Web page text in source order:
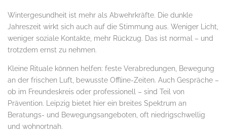
Wintergesundheit ist mehr als Abwehrkräfte. Die dunkle
Jahreszeit wirkt sich auch auf die Stimmung aus. Weniger Licht,
weniger soziale Kontakte, mehr Rückzug. Das ist normal – und
trotzdem ernst zu nehmen.
Kleine Rituale können helfen: feste Verabredungen, Bewegung
an der frischen Luft, bewusste Offline-Zeiten. Auch Gespräche –
ob im Freundeskreis oder professionell – sind Teil von
Prävention. Leipzig bietet hier ein breites Spektrum an
Beratungs- und Bewegungsangeboten, oft niedrigschwellig
und wohnortnah.